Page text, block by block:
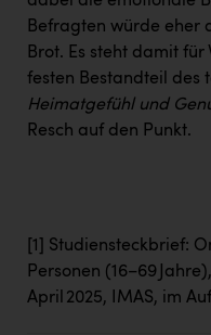
Befragten würde eher
Brot. Es steht damit
festen Bestandteil des
Heimatgefühl und
Resch auf den Punkt.
[1]
Studiensteckbrief:
Personen (16–69
April 2025, IMAS, im